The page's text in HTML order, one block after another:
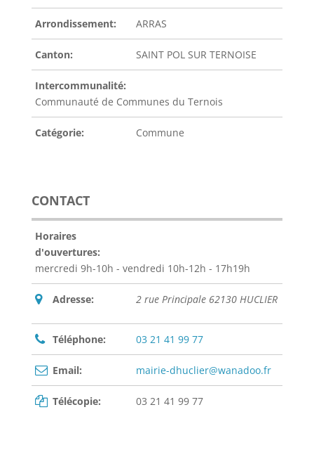
Arrondissement: ARRAS
Canton: SAINT POL SUR TERNOISE
Intercommunalité:
Communauté de Communes du Ternois
Catégorie: Commune
CONTACT
Horaires
d'ouvertures:
mercredi 9h-10h - vendredi 10h-12h - 17h19h
Adresse: 2 rue Principale 62130 HUCLIER
Téléphone: 03 21 41 99 77
Email: mairie-dhuclier@wanadoo.fr
Télécopie: 03 21 41 99 77